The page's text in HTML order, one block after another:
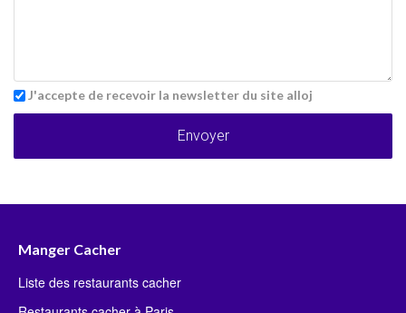
J'accepte de recevoir la newsletter du site alloj
Envoyer
Manger Cacher
Liste des restaurants cacher